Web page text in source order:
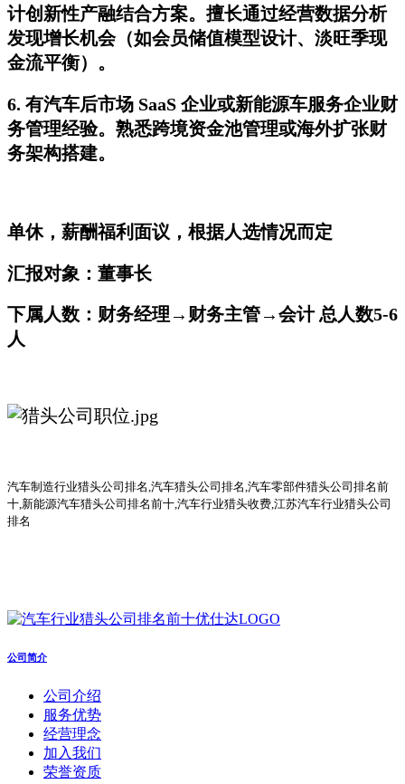
计创新性产融结合方案。擅长通过经营数据分析
发现增长机会（如会员储值模型设计、淡旺季现
金流平衡）。
6. 有汽车后市场 SaaS 企业或新能源车服务企业财
务管理经验。熟悉跨境资金池管理或海外扩张财
务架构搭建。
单休，薪酬福利面议，根据人选情况而定
汇报对象：董事长
下属人数：财务经理→财务主管→会计 总人数5-6
人
汽车制造行业猎头公司 排名,汽车猎头公司排名,汽车零部件猎头公司排名前
十,新能源汽车猎头公司排名前十,汽车行业猎头收费,江苏汽车行业猎头公司
排名
公司简介
公司介绍
服务优势
经营理念
加入我们
荣誉资质